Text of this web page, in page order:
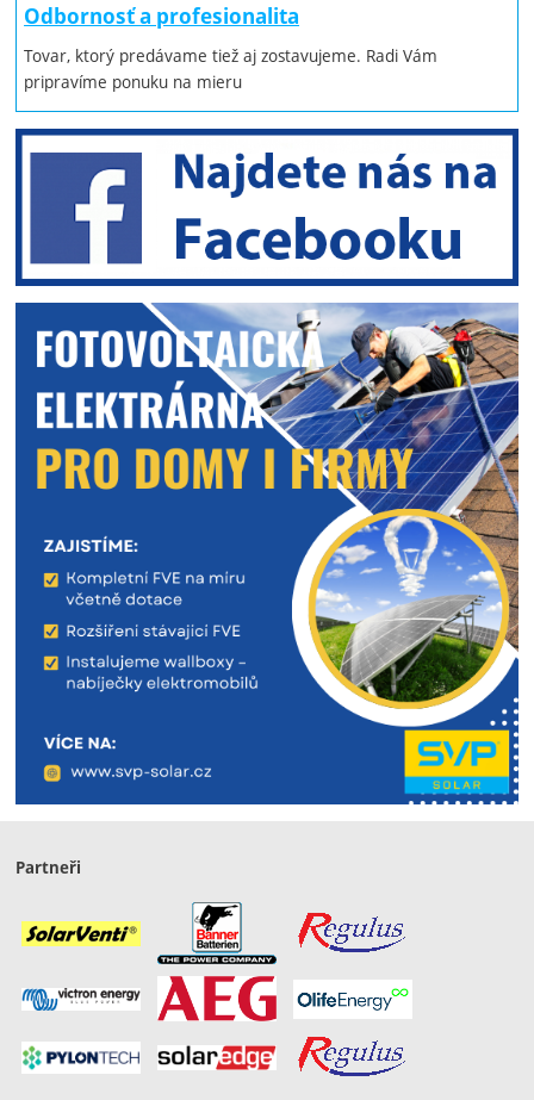
Odbornosť a profesionalita
Tovar, ktorý predávame tiež aj zostavujeme. Radi Vám
pripravíme ponuku na mieru
Partneři